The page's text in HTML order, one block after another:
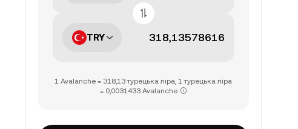
TRY
1 Avalanche = 318,13 турецька ліра, 1 турецька ліра
= 0,0031433 Avalanche